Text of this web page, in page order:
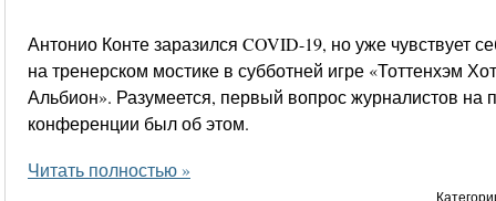
Антонио Конте заразился COVID-19, но уже чувствует
на тренерском мостике в субботней игре «Тоттенхэм
Альбион». Разумеется, первый вопрос журналистов на
конференции был об этом.
Читать полностью »